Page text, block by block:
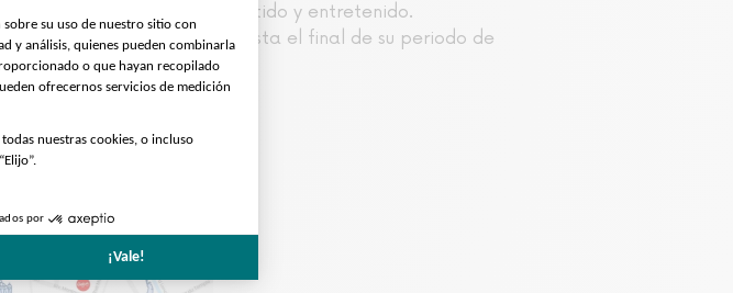
que pasen un rato divertido y entretenido.
ilimitado de veces hasta el final de su periodo de